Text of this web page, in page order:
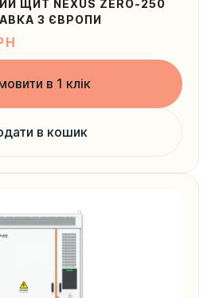
ЩИТ NEXUS ZERO-250
З ЄВРОПИ
в 1 клік
в кошик